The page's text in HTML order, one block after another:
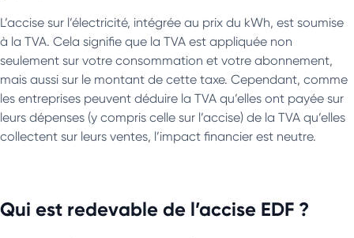
L’accise sur l’électricité, intégrée au prix du kWh, est soumise
à la TVA. Cela signifie que la TVA est appliquée non
seulement sur votre consommation et votre abonnement,
mais aussi sur le montant de cette taxe. Cependant, comme
les entreprises peuvent déduire la TVA qu’elles ont payée sur
leurs dépenses (y compris celle sur l’accise) de la TVA qu’elles
collectent sur leurs ventes, l’impact financier est neutre.
Qui est redevable de l’accise EDF ?